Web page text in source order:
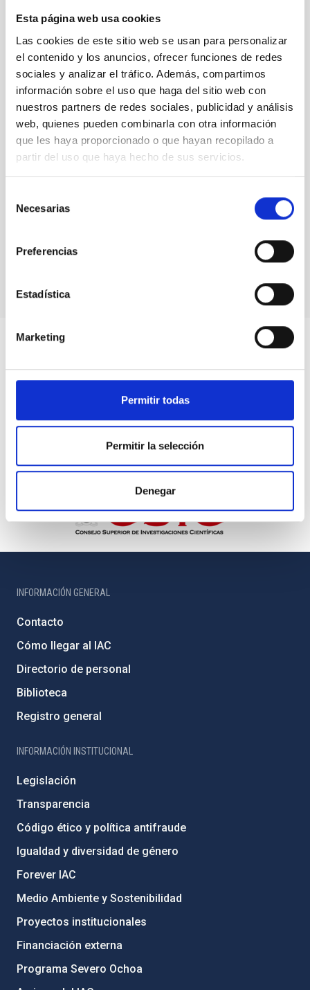
Esta página web usa cookies
Las cookies de este sitio web se usan para personalizar
el contenido y los anuncios, ofrecer funciones de redes
sociales y analizar el tráfico. Además, compartimos
información sobre el uso que haga del sitio web con
nuestros partners de redes sociales, publicidad y análisis
web, quienes pueden combinarla con otra información
que les haya proporcionado o que hayan recopilado a
partir del uso que haya hecho de sus servicios.
Necesarias
Preferencias
Estadística
Marketing
Permitir todas
Permitir la selección
Denegar
Instrumento
INFORMACIÓN GENERAL
Contacto
Cómo llegar al IAC
Directorio de personal
Biblioteca
Registro general
INFORMACIÓN INSTITUCIONAL
Legislación
Transparencia
Código ético y política antifraude
Igualdad y diversidad de género
Forever IAC
Medio Ambiente y Sostenibilidad
Proyectos institucionales
Financiación externa
Programa Severo Ochoa